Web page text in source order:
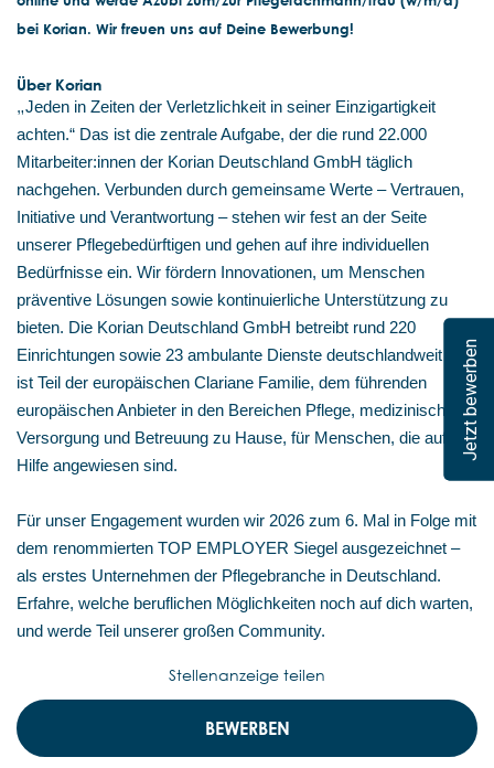
Jetzt bewerben
bei Korian. Wir freuen uns auf Deine Bewerbung!
Über Korian
„Jeden in Zeiten der Verletzlichkeit in seiner Einzigartigkeit
achten.“ Das ist die zentrale Aufgabe, der die rund 22.000
Mitarbeiter:innen der Korian Deutschland GmbH täglich
nachgehen. Verbunden durch gemeinsame Werte – Vertrauen,
Initiative und Verantwortung – stehen wir fest an der Seite
unserer Pflegebedürftigen und gehen auf ihre individuellen
Bedürfnisse ein. Wir fördern Innovationen, um Menschen
präventive Lösungen sowie kontinuierliche Unterstützung zu
bieten. Die Korian Deutschland GmbH betreibt rund 220
Einrichtungen sowie 23 ambulante Dienste deutschlandweit und
ist Teil der europäischen Clariane Familie, dem führenden
europäischen Anbieter in den Bereichen Pflege, medizinische
Versorgung und Betreuung zu Hause, für Menschen, die auf
Hilfe angewiesen sind.
Für unser Engagement wurden wir 2026 zum 6. Mal in Folge mit
dem renommierten TOP EMPLOYER Siegel ausgezeichnet –
als erstes Unternehmen der Pflegebranche in Deutschland.
Erfahre, welche beruflichen Möglichkeiten noch auf dich warten,
und werde Teil unserer großen Community.
BEWERBEN
Stellenanzeige teilen